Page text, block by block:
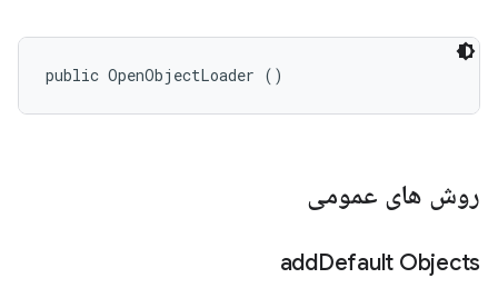
public OpenObjectLoader ()
روش های عمومی
addDefault Objects